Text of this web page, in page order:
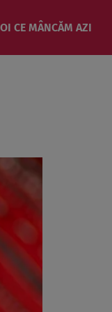
CE MÂNCĂM AZI